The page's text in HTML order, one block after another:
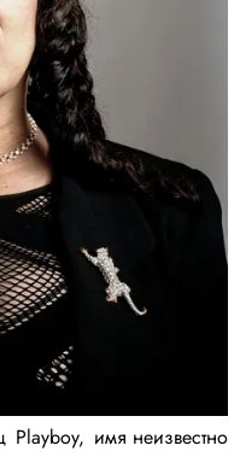
Playboy, имя неизвестно